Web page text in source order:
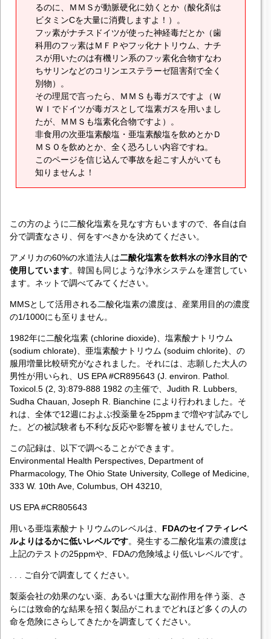
るのに、ＭＭＳが動脈硬化に効くとか（酸化剤は
ビタミンCを大量に消費しますよ！）。
フッ素がナチスドイツが使った神経毒だとか（歯
科用のフッ素はＭＦＰやフッ化ナトリウム、ナチ
スが用いたのは有機リン系のフッ素化合物すなわ
ちサリンなどのコリンエステラーゼ阻害剤で全く
別物）。
その理屈で言ったら、ＭＭＳも毒ガスですよ（Ｗ
ＷＩでドイツが毒ガスとして塩素ガスを用いまし
たが、ＭＭＳも塩素化合物ですよ）。
非食用の次亜塩素酸塩・亜塩素酸塩を飲めとかＤ
ＭＳＯを飲めとか、全く恐ろしい内容ですね。
このページを信じ込んで事故を起こす人がいても
知りませんよ！
この方のように二酸化塩素を見なす方もいますので、各自は自
分で調査なさり、何をすべきかを決めてください。
アメリカの60%の水道法人は二酸化塩素を飲料水の浄水目的で
使用しています。韓国も同じような浄水システムを運営してい
ます。ネットで調べてみてください。
MMSとして活用される二酸化塩素の濃度は、産業用目的の濃度
の1/1000にも至りません。
1982年に二酸化塩素 (chlorine dioxide)、塩素酸ナトリウム
(sodium chlorate)、亜塩素酸ナトリウム (soduim chlorite)、の
服用増量比較研究がなされました。それには、志願した大人の
男性が用いられ、US EPA #CR895643 (J. environ. Pathol.
Toxicol.5 (2, 3):879-888 1982 の主催で、Judith R. Lubbers,
Sudha Chauan, Joseph R. Bianchine により行われました。そ
れは、全体で12週におよぶ投薬量を25ppmまで増やす試みでし
た。どの被試験者も不利な反応や影響を被りませんでした。
この記録は、以下で調べることができます。
Environmental Health Perspectives, Department of
Pharmacology, The Ohio State University, College of Medicine,
333 W. 10th Ave, Columbus, OH 43210,
US EPA #CR805643
用いる亜塩素酸ナトリウムのレベルは、 FDAのセイフティレベ
ルよりはるかに低いレベルです。発生する二酸化塩素の濃度は
上記のテストの25ppmや、FDAの危険域より低いレベルです。
. . . ご自分で調査してください。
製薬会社の効果のない薬、あるいは重大な副作用を伴う薬、さ
らには致命的な結果を招く製品がこれまでどれほど多くの人の
命を危険にさらしてきたかを調査してください。